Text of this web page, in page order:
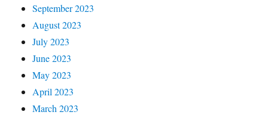
September 2023
August 2023
July 2023
June 2023
May 2023
April 2023
March 2023